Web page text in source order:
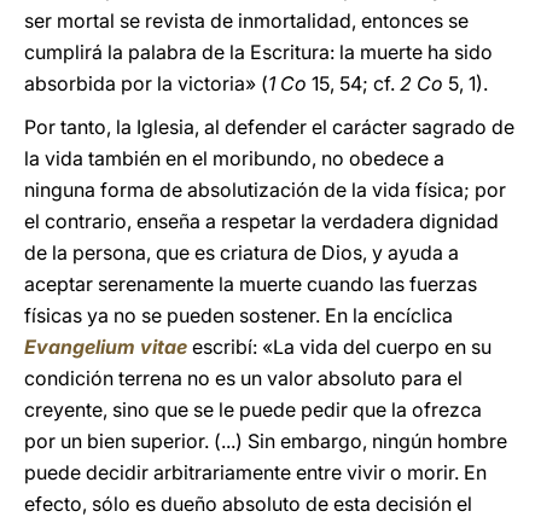
ser mortal se revista de inmortalidad, entonces se
cumplirá la palabra de la Escritura: la muerte ha sido
absorbida por la victoria» (1 Co 15, 54; cf. 2 Co 5, 1).
Por tanto, la Iglesia, al defender el carácter sagrado de
la vida también en el moribundo, no obedece a
ninguna forma de absolutización de la vida física; por
el contrario, enseña a respetar la verdadera dignidad
de la persona, que es criatura de Dios, y ayuda a
aceptar serenamente la muerte cuando las fuerzas
físicas ya no se pueden sostener. En la encíclica
Evangelium vitae escribí: «La vida del cuerpo en su
condición terrena no es un valor absoluto para el
creyente, sino que se le puede pedir que la ofrezca
por un bien superior. (...) Sin embargo, ningún hombre
puede decidir arbitrariamente entre vivir o morir. En
efecto, sólo es dueño absoluto de esta decisión el